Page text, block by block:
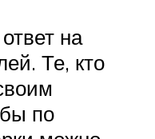
на
Те, кто
по